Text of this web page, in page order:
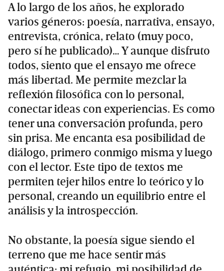
A lo largo de los años, he explorado
varios géneros: poesía, narrativa, ensayo,
entrevista, crónica, relato (muy poco,
pero sí he publicado)… Y aunque disfruto
todos, siento que el ensayo me ofrece
más libertad. Me permite mezclar la
reflexión filosófica con lo personal,
conectar ideas con experiencias. Es como
tener una conversación profunda, pero
sin prisa. Me encanta esa posibilidad de
diálogo, primero conmigo misma y luego
con el lector. Este tipo de textos me
permiten tejer hilos entre lo teórico y lo
personal, creando un equilibrio entre el
análisis y la introspección.
No obstante, la poesía sigue siendo el
terreno que me hace sentir más